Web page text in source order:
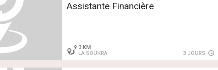
Assistante Financière
3 KM
LA SOUKRA
3 JOURS